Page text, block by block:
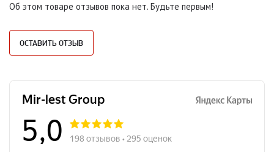
Об этом товаре отзывов пока нет. Будьте первым!
ОСТАВИТЬ ОТЗЫВ